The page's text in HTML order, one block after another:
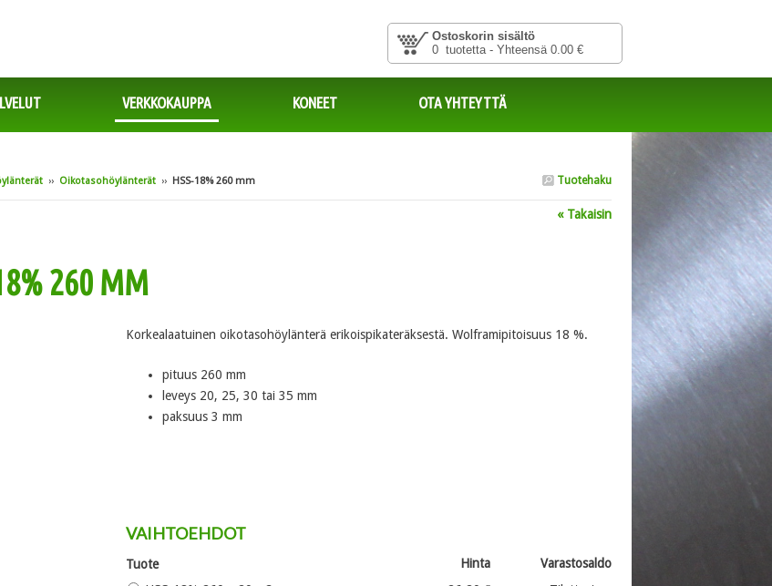
Ostoskorin sisältö
0 tuotetta - Yhteensä 0.00 €
VERKKOKAUPPA KONEET OTA YHTEYTTÄ
Tuotehaku
›› Oikotasohöylänterät ›› HSS-18% 260 mm
« Takaisin
260 MM
Korkealaatuinen oikotasohöylänterä erikoispikateräksestä. Wolframipitoisuus 18 %.
pituus 260 mm
leveys 20, 25, 30 tai 35 mm
paksuus 3 mm
VAIHTOEHDOT
Tuote Hinta
Varastosaldo